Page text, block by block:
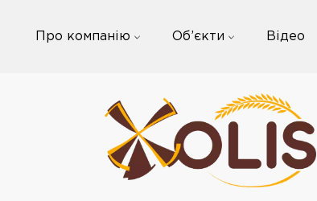
Про компанію Об’єкти Відео